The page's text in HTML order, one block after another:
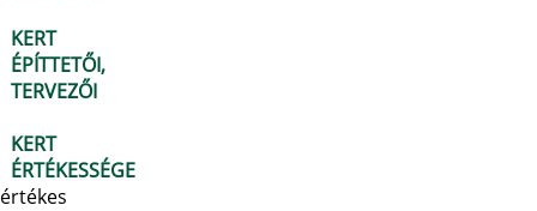
KERT
ÉPÍTTETŐI,
TERVEZŐI
KERT
ÉRTÉKESSÉGE
értékes